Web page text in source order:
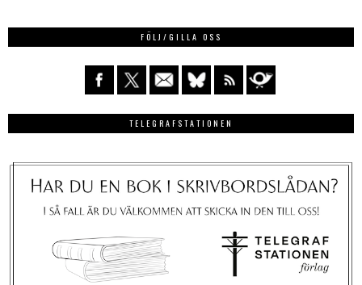
FÖLJ/GILLA OSS
TELEGRAFSTATIONEN